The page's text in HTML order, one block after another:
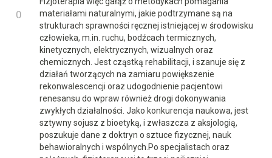
+1
0
-1
materiałami naturalnymi, jakie podtrzymane są na
strukturach sprawności ręcznej istniejącej w środowisku
człowieka, m.in. ruchu, bodźcach termicznych,
kinetycznych, elektrycznych, wizualnych oraz
chemicznych. Jest cząstką rehabilitacji, i szanuje się z
działań tworzących na zamiaru powiększenie
rekonwalescencji oraz udogodnienie pacjentowi
renesansu do wpraw również drogi dokonywania
zwykłych działalności. Jako konkurencja naukowa, jest
sztywny sojusz z bioetyką, i zwłaszcza z aksjologią,
poszukuje dane z doktryn o sztuce fizycznej, nauk
behawioralnych i wspólnych.Po specjalistach oraz